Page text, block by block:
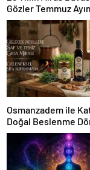
Gözler Temmuz
Karar Duruşmasına
Osmanzadem ile
Doğal Beslenme